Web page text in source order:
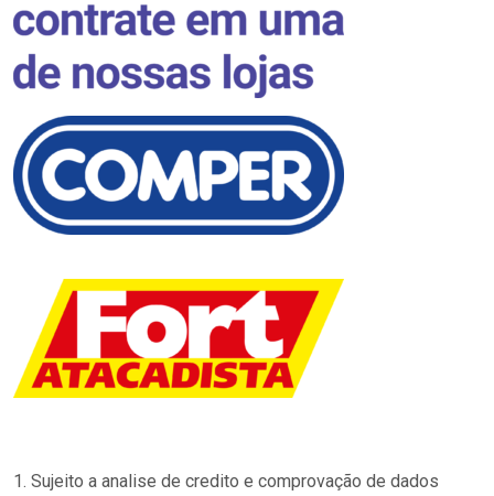
1. Sujeito a analise de credito e comprovação de dados